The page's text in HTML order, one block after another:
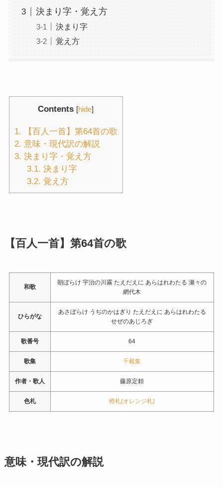
決まり字・覚え方
決まり字
覚え方
Contents [hide]
1. 【百人一首】第64首の歌
2. 意味・現代訳の解説
3. 決まり字・覚え方
3.1. 決まり字
3.2. 覚え方
【百人一首】第64首の歌
和歌
朝ぼらけ 宇治の川霧 たえだえに あらはれわたる 瀬々の
網代木
ひらがな
あさぼらけ うぢのかはぎり たえだえに あらはれわたる
せぜのあじろぎ
歌番号 64
歌集 千載集
作者・歌人 藤原定頼
色札 橙札(オレンジ札)
意味・現代訳の解説